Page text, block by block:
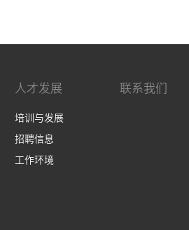
人才发展
培训与发展
招聘信息
工作环境
联系我们